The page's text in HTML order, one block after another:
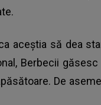
aceștia să dea
Berbecii
De